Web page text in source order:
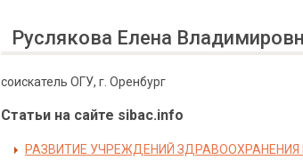
Руслякова Елена
соискатель ОГУ, г. Оренбург
Статьи на сайте sibac.info
РАЗВИТИЕ УЧРЕЖДЕНИЙ ЗДРАВООХРАНЕНИЯ